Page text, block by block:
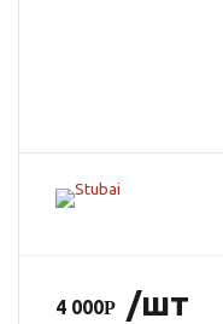
4 000 /шт